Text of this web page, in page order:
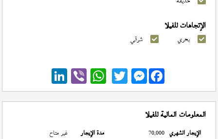
الإتجاهات للفيلا
بحري شرقي
Messenger
المعلومات المالية للفيلا
الإيجار الشهري 70,000 مدة الإيجار
غير متاح